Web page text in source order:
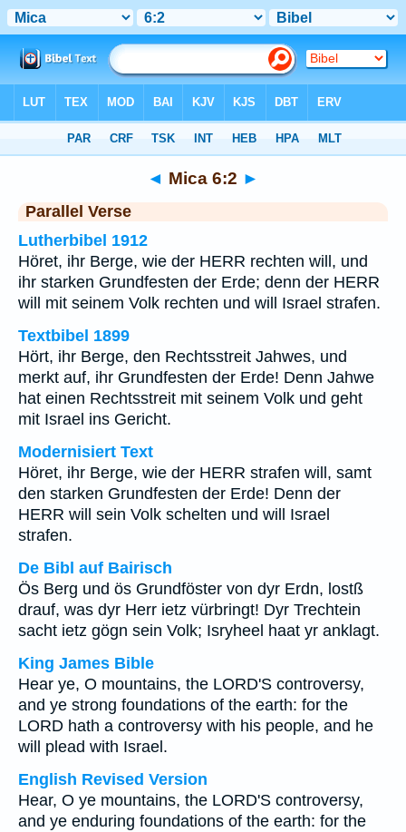
◄ Mica 6:2 ►
Parallel Verse
Lutherbibel 1912
Höret, ihr Berge, wie der HERR rechten will, und
ihr starken Grundfesten der Erde; denn der HERR
will mit seinem Volk rechten und will Israel strafen.
Textbibel 1899
Hört, ihr Berge, den Rechtsstreit Jahwes, und
merkt auf, ihr Grundfesten der Erde! Denn Jahwe
hat einen Rechtsstreit mit seinem Volk und geht
mit Israel ins Gericht.
Modernisiert Text
Höret, ihr Berge, wie der HERR strafen will, samt
den starken Grundfesten der Erde! Denn der
HERR will sein Volk schelten und will Israel
strafen.
De Bibl auf Bairisch
Ös Berg und ös Grundföster von dyr Erdn, lostß
drauf, was dyr Herr ietz vürbringt! Dyr Trechtein
sacht ietz gögn sein Volk; Isryheel haat yr anklagt.
King James Bible
Hear ye, O mountains, the LORD'S controversy,
and ye strong foundations of the earth: for the
LORD hath a controversy with his people, and he
will plead with Israel.
English Revised Version
Hear, O ye mountains, the LORD'S controversy,
and ye enduring foundations of the earth: for the